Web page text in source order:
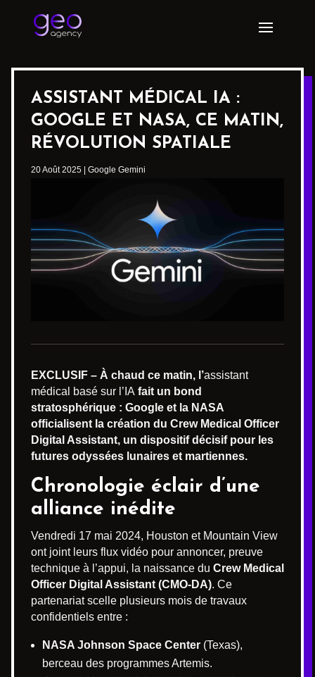
ASSISTANT MÉDICAL IA :
GOOGLE ET NASA, CE MATIN,
RÉVOLUTION SPATIALE
20 Août 2025 Google Gemini
EXCLUSIF – À chaud ce matin, l’assistant
médical basé sur l’IA fait un bond
stratosphérique : Google et la NASA
officialisent la création du Crew Medical Officer
Digital Assistant, un dispositif décisif pour les
futures odyssées lunaires et martiennes.
Chronologie éclair d’une
alliance inédite
Vendredi 17 mai 2024, Houston et Mountain View
ont joint leurs flux vidéo pour annoncer, preuve
technique à l’appui, la naissance du Crew Medical
Officer Digital Assistant (CMO-DA). Ce
partenariat scelle plusieurs mois de travaux
confidentiels entre :
NASA Johnson Space Center (Texas),
berceau des programmes Artemis.